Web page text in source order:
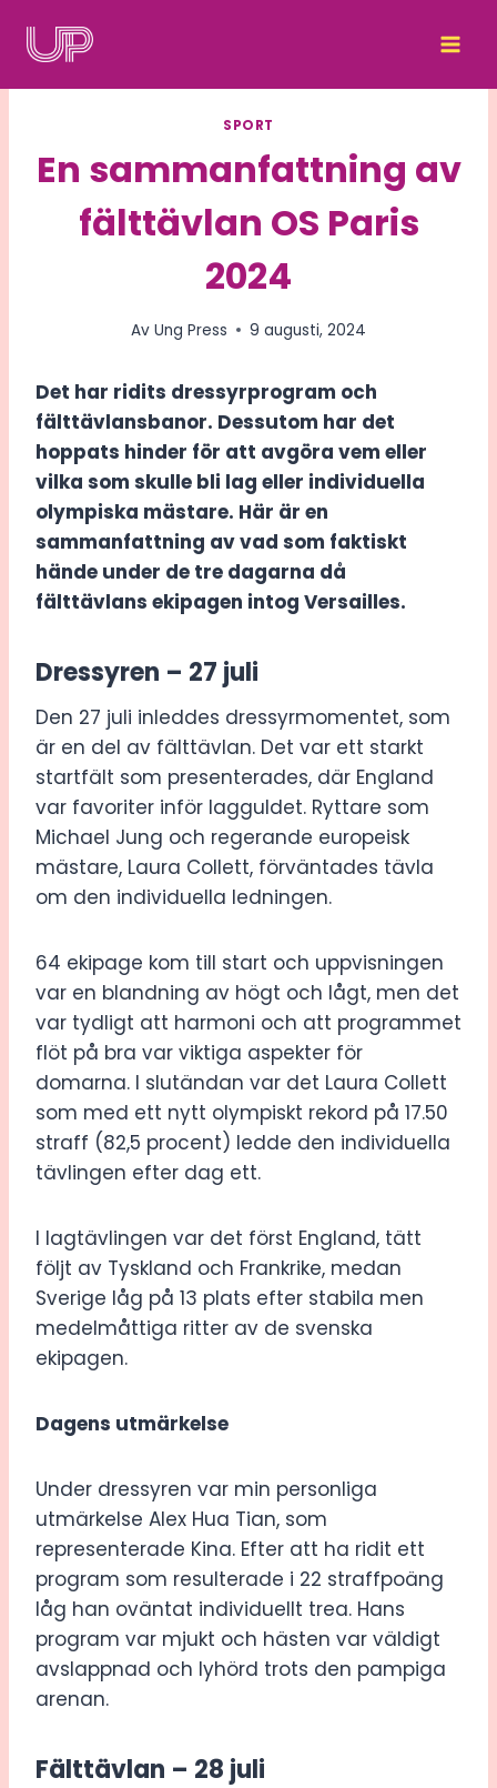
SPORT
En sammanfattning av
fälttävlan OS Paris
2024
Av Ung Press 9 augusti, 2024
Det har ridits dressyrprogram och
fälttävlansbanor. Dessutom har det
hoppats hinder för att avgöra vem eller
vilka som skulle bli lag eller individuella
olympiska mästare. Här är en
sammanfattning av vad som faktiskt
hände under de tre dagarna då
fälttävlans ekipagen intog Versailles.
Dressyren – 27 juli
Den 27 juli inleddes dressyrmomentet, som
är en del av fälttävlan. Det var ett starkt
startfält som presenterades, där England
var favoriter inför lagguldet. Ryttare som
Michael Jung och regerande europeisk
mästare, Laura Collett, förväntades tävla
om den individuella ledningen.
64 ekipage kom till start och uppvisningen
var en blandning av högt och lågt, men det
var tydligt att harmoni och att programmet
flöt på bra var viktiga aspekter för
domarna. I slutändan var det Laura Collett
som med ett nytt olympiskt rekord på 17.50
straff (82,5 procent) ledde den individuella
tävlingen efter dag ett.
I lagtävlingen var det först England, tätt
följt av Tyskland och Frankrike, medan
Sverige låg på 13 plats efter stabila men
medelmåttiga ritter av de svenska
ekipagen.
Dagens utmärkelse
Under dressyren var min personliga
utmärkelse Alex Hua Tian, som
representerade Kina. Efter att ha ridit ett
program som resulterade i 22 straffpoäng
låg han oväntat individuellt trea. Hans
program var mjukt och hästen var väldigt
avslappnad och lyhörd trots den pampiga
arenan.
Fälttävlan – 28 juli